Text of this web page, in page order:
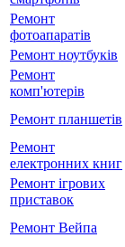
Ремонт
фотоапаратів
Ремонт ноутбуків
Ремонт
комп'ютерів
Ремонт планшетів
Ремонт
електронних книг
Ремонт ігрових
приставок
Ремонт Вейпа